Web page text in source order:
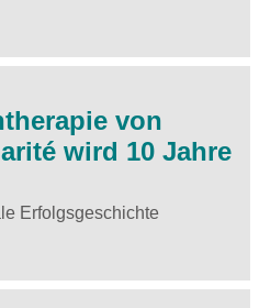
von
wird 10 Jahre
Erfolgsgeschichte